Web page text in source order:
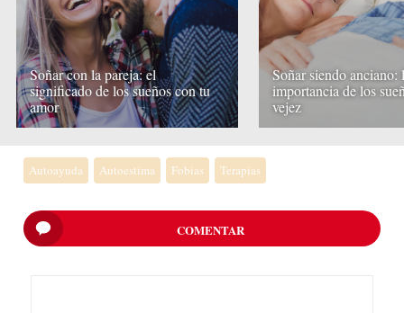
Soñar con la pareja: el
significado de los sueños con tu
amor
Soñar siendo anciano:
importancia de los
vejez
Autoayuda Autoestima Fobias Terapias
COMENTAR